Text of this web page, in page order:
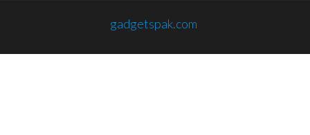
gadgetspak.com